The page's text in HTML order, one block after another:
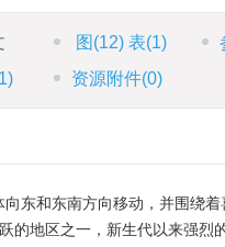
图 (12)表(1)
资源附件(0)
东和东南方向移动，并围绕
的地区之一，新生代以来强烈